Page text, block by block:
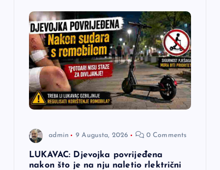
admin 9 Augusta, 2026 0 Comments
LUKAVAC: Djevojka povrijeđena
nakon što je na nju naletio rlektrični